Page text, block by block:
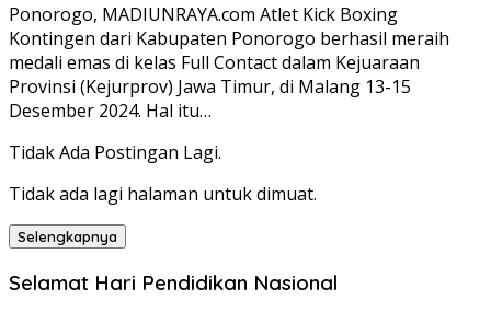
Ponorogo, MADIUNRAYA.com Atlet Kick Boxing
Kontingen dari Kabupaten Ponorogo berhasil meraih
medali emas di kelas Full Contact dalam Kejuaraan
Provinsi (Kejurprov) Jawa Timur, di Malang 13-15
Desember 2024. Hal itu…
Tidak Ada Postingan Lagi.
Tidak ada lagi halaman untuk dimuat.
Selengkapnya
Selamat Hari Pendidikan Nasional